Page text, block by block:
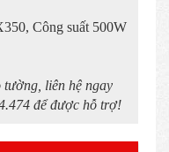
Công suất 500W
liên hệ ngay
để được hỗ trợ!